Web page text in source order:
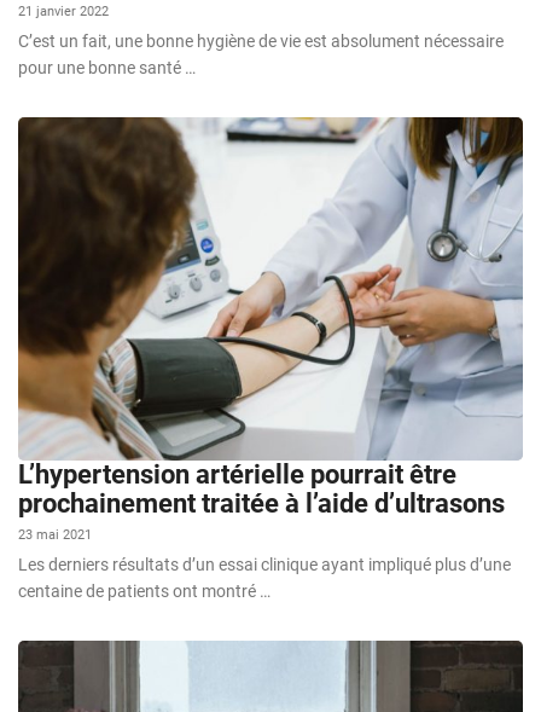
21 janvier 2022
C’est un fait, une bonne hygiène de vie est absolument nécessaire
pour une bonne santé …
L’hypertension artérielle pourrait être
prochainement traitée à l’aide d’ultrasons
23 mai 2021
Les derniers résultats d’un essai clinique ayant impliqué plus d’une
centaine de patients ont montré …